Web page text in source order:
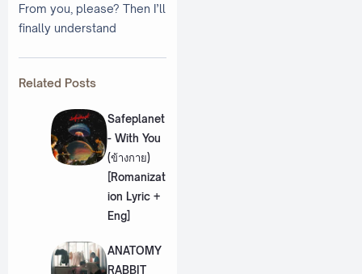
From you, please? Then I’ll
finally understand
Related Posts
Safeplanet
- With You
(ข้างกาย)
[Romanizat
ion Lyric +
Eng]
ANATOMY
RABBIT